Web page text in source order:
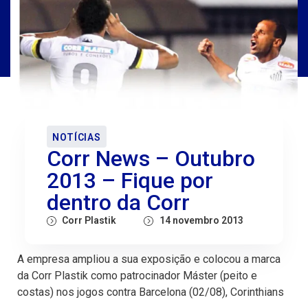
NOTÍCIAS
Corr News – Outubro
2013 – Fique por
dentro da Corr
Corr Plastik 14 novembro 2013
A empresa ampliou a sua exposição e colocou a marca
da Corr Plastik como patrocinador Máster (peito e
costas) nos jogos contra Barcelona (02/08), Corinthians